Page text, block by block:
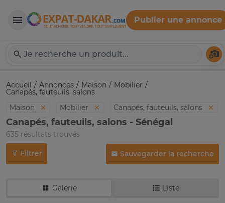
Expat-Dakar
Publier une annonce
Accueil Annonces Maison Mobilier
Canapés, fauteuils, salons
Maison
Mobilier Canapés, fauteuils, salons
Canapés, fauteuils, salons - Sénégal
635 résultats trouvés
Filtrer Sauvegarder la recherche
Galerie Liste